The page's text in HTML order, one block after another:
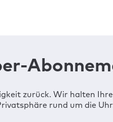
zurück. Wir halten
rund um die